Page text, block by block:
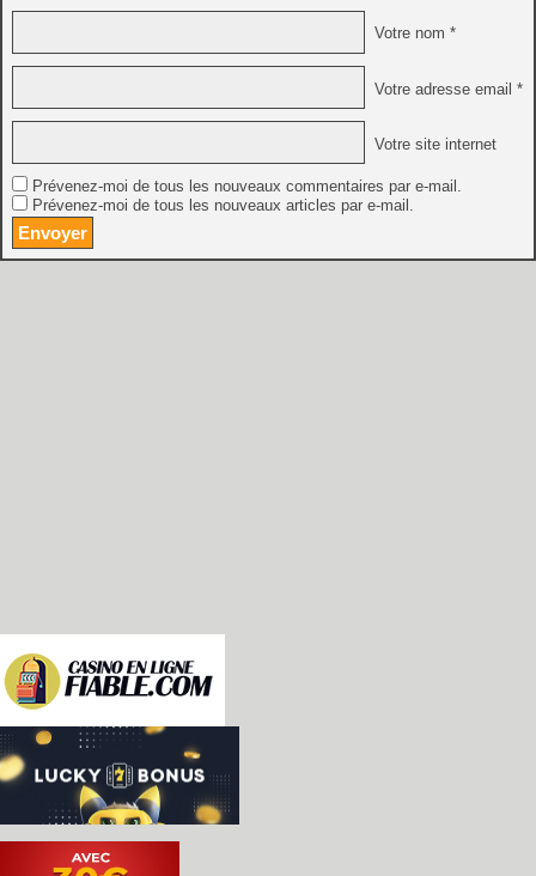
Votre nom *
Votre adresse email *
Votre site internet
Prévenez-moi de tous les nouveaux commentaires par e-mail.
Prévenez-moi de tous les nouveaux articles par e-mail.